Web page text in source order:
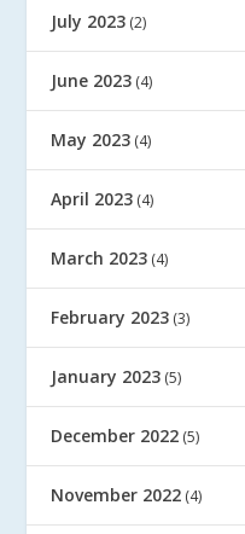
July 2023 (2)
June 2023 (4)
May 2023 (4)
April 2023 (4)
March 2023 (4)
February 2023 (3)
January 2023 (5)
December 2022 (5)
November 2022 (4)